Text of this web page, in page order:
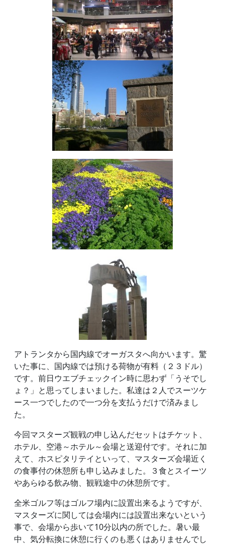
アトランタから国内線でオーガスタへ向かいます。驚
いた事に、国内線では預ける荷物が有料（２３ドル）
です。前日ウエブチェックイン時に思わず「うそでし
ょ？」と思ってしまいました。私達は２人でスーツケ
ース一つでしたので一つ分を支払うだけで済みまし
た。
今回マスターズ観戦の申し込んだセットはチケット、
ホテル、空港～ホテル～会場と送迎付です。それに加
えて、ホスピタリテイといって、マスターズ会場近く
の食事付の休憩所も申し込みました。３食とスイーツ
やあらゆる飲み物、観戦途中の休憩所です。
全米ゴルフ等はゴルフ場内に設置出来るようですが、
マスターズに関しては会場内には設置出来ないという
事で、会場から歩いて10分以内の所でした。暑い最
中、気分転換に休憩に行くのも悪くはありませんでし